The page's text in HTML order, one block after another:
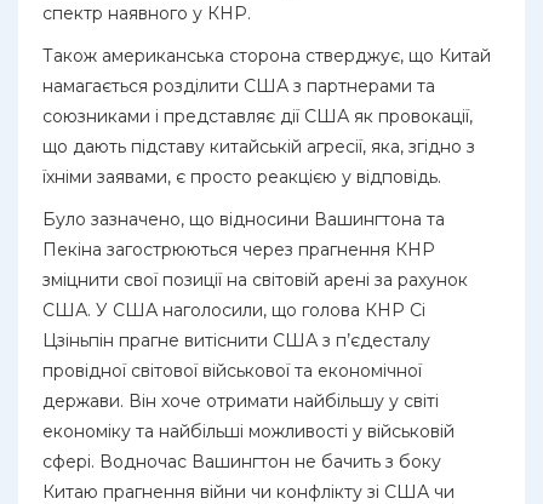
спектр наявного у КНР.
Також американська сторона стверджує, що Китай
намагається розділити США з партнерами та
союзниками і представляє дії США як провокації,
що дають підставу китайській агресії, яка, згідно з
їхніми заявами, є просто реакцією у відповідь.
Було зазначено, що відносини Вашингтона та
Пекіна загострюються через прагнення КНР
зміцнити свої позиції на світовій арені за рахунок
США. У США наголосили, що голова КНР Сі
Цзіньпін прагне витіснити США з п’єдесталу
провідної світової військової та економічної
держави. Він хоче отримати найбільшу у світі
економіку та найбільші можливості у військовій
сфері. Водночас Вашингтон не бачить з боку
Китаю прагнення війни чи конфлікту зі США чи